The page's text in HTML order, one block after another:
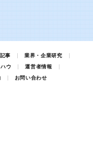
事
業界・企業研究
ウ
運営者情報
お問い合わせ